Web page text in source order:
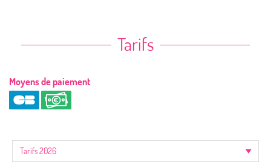
Tarifs
Moyens de paiement